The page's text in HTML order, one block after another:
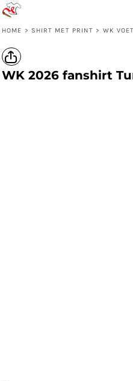
HOME > SHIRT MET PRINT > WK
WK 2026 fanshirt